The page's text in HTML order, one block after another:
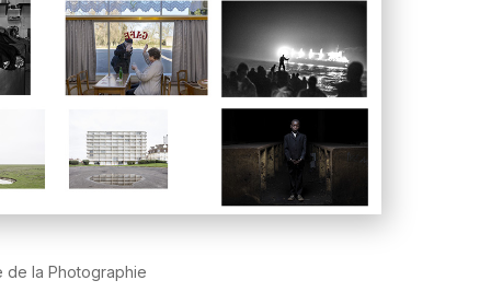
de la Photographie